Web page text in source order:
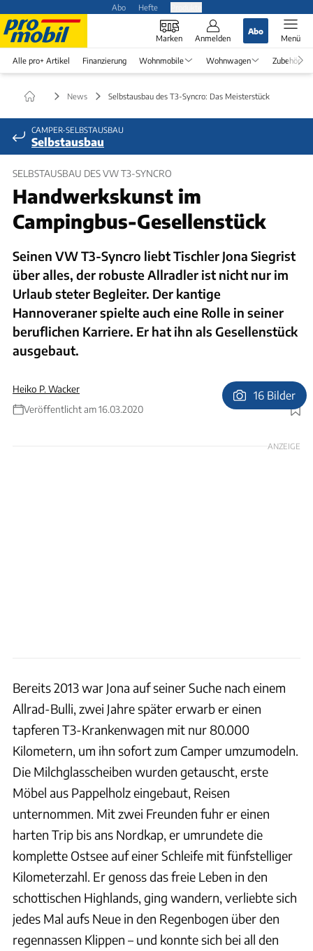
Abo Hefte
Marken Anmelden
Abo
Menü
Alle pro+ Artikel Finanzierung Wohnmobile Wohnwagen Zubehör
News Selbstausbau des T3-Syncro: Das Meisterstück
CAMPER-SELBSTAUSBAU
Selbstausbau
SELBSTAUSBAU DES VW T3-SYNCRO
Handwerkskunst im
Campingbus-Gesellenstück
Seinen VW T3-Syncro liebt Tischler Jona Siegrist
über alles, der robuste Allradler ist nicht nur im
Urlaub steter Begleiter. Der kantige
Hannoveraner spielte auch eine Rolle in seiner
beruflichen Karriere. Er hat ihn als Gesellenstück
ausgebaut.
Heiko P. Wacker
Veröffentlicht am 16.03.2020
Foto: Martin Zehl
16 Bilder
ANZEIGE
Bereits 2013 war Jona auf seiner Suche nach einem
Allrad-Bulli, zwei Jahre später erwarb er einen
tapferen T3-Krankenwagen mit nur 80.000
Kilometern, um ihn sofort zum Camper umzumodeln.
Die Milchglasscheiben wurden getauscht, erste
Möbel aus Pappelholz eingebaut, Reisen
unternommen. Mit zwei Freunden fuhr er einen
harten Trip bis ans Nordkap, er umrundete die
komplette Ostsee auf einer Schleife mit fünfstelliger
Kilometerzahl. Er genoss das freie Leben in den
schottischen Highlands, ging wandern, verliebte sich
jedes Mal aufs Neue in den Regenbogen über den
regennassen Klippen – und konnte sich bei all den